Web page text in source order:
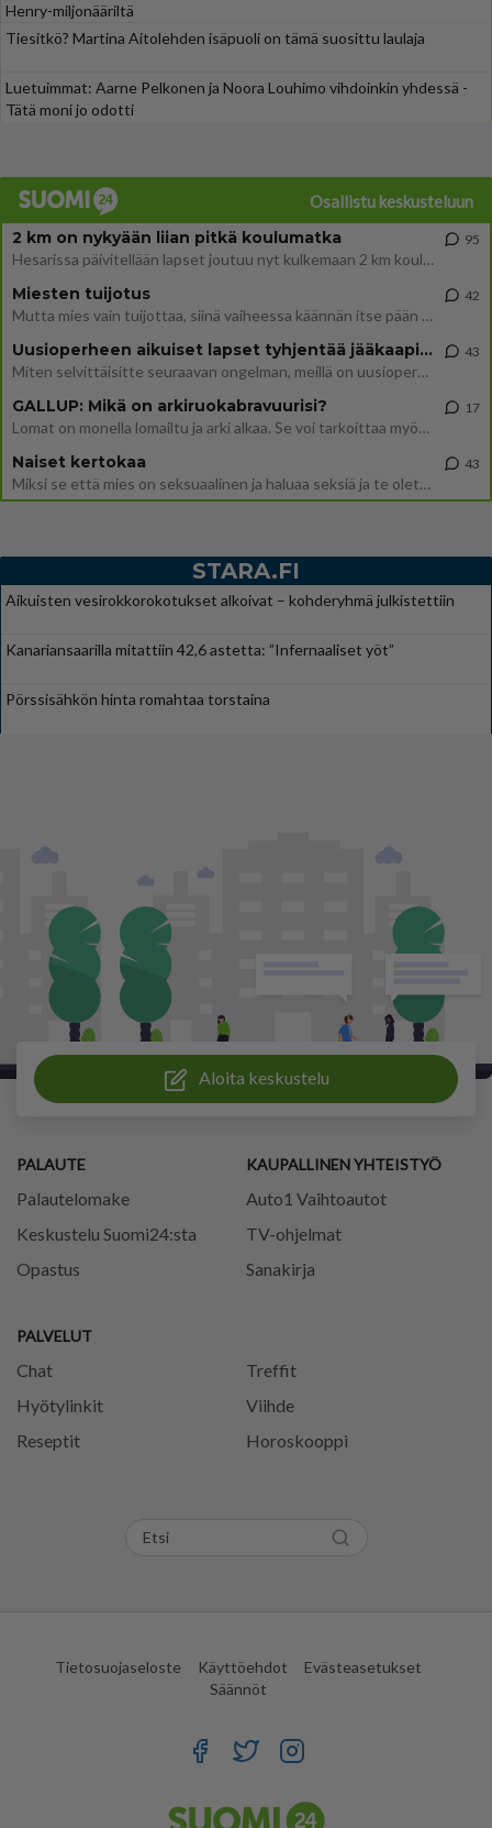
Henry-miljonääriltä
Tiesitkö? Martina Aitolehden isäpuoli on tämä suosittu laulaja
Luetuimmat: Aarne Pelkonen ja Noora Louhimo vihdoinkin yhdessä -
Tätä moni jo odotti
Osallistu keskusteluun
2 km on nykyään liian pitkä koulumatka
Hesarissa päivitellään lapset joutuu nyt kulkemaan 2 km kouluun jösses. Ruostefillarilla tuo matka menee vaikka miten äk
95
Miesten tuijotus
Mutta mies vain tuijottaa, siinä vaiheessa käännän itse pään pois. Mikä juttu? Yleensä jos joku tuijottaa tai katsoo, hä
42
Uusioperheen aikuiset lapset tyhjentää jääkaapin käydessään
Miten selvittäisitte seuraavan ongelman, meillä on uusioperhe, minulla teini-ikäiset lapset ja puolisolla aikuiset, jotk
43
GALLUP: Mikä on arkiruokabravuurisi?
Lomat on monella lomailtu ja arki alkaa. Se voi tarkoittaa myös sitä, että grillailut on grillattu ja palataan arjen ruo
17
Naiset kertokaa
Miksi se että mies on seksuaalinen ja haluaa seksiä ja te olette hänen mielestänne haluttava on vastenmielistä? Mikä sii
43
STARA.FI
Aikuisten vesirokkorokotukset alkoivat – kohderyhmä julkistettiin
Kanariansaarilla mitattiin 42,6 astetta: ”Infernaaliset yöt”
Pörssisähkön hinta romahtaa torstaina
Aloita keskustelu
PALAUTE
Palautelomake
Keskustelu Suomi24:sta
Opastus
PALVELUT
Chat
Treffit
Hyötylinkit
Viihde
Reseptit
Horoskooppi
KAUPALLINEN YHTEISTYÖ
Auto1 Vaihtoautot
TV-ohjelmat
Sanakirja
Tietosuojaseloste Käyttöehdot
Evästeasetukset
Säännöt